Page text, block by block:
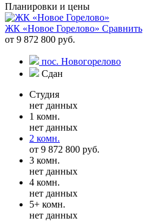
Планировки и цены
ЖК «Новое Горелово» Сравнить
от 9 872 800 руб.
пос. Новогорелово
Сдан
Студия
нет данных
1 комн.
нет данных
2 комн.
от 9 872 800 руб.
3 комн.
нет данных
4 комн.
нет данных
5+ комн.
нет данных